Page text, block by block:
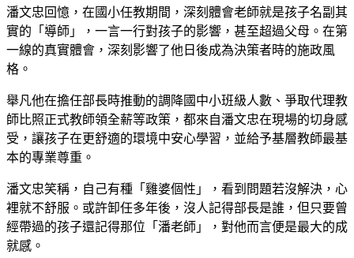
潘文忠回憶，在國小任教期間，深刻體會老師就是孩子名副其
實的「導師」，一言一行對孩子的影響，甚至超過父母。在第
一線的真實體會，深刻影響了他日後成為決策者時的施政風
格。
舉凡他在擔任部長時推動的調降國中小班級人數、爭取代理教
師比照正式教師領全薪等政策，都來自潘文忠在現場的切身感
受，讓孩子在更舒適的環境中安心學習，並給予基層教師最基
本的專業尊重。
潘文忠笑稱，自己有種「雞婆個性」，看到問題若沒解決，心
裡就不舒服。或許卸任多年後，沒人記得部長是誰，但只要曾
經帶過的孩子還記得那位「潘老師」，對他而言便是最大的成
就感。